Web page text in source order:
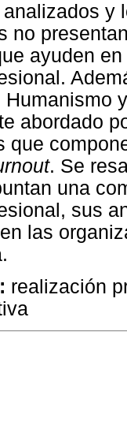
y
no
ayuden
Humanismo
abordado
que
. Se
una
sus
las
realización